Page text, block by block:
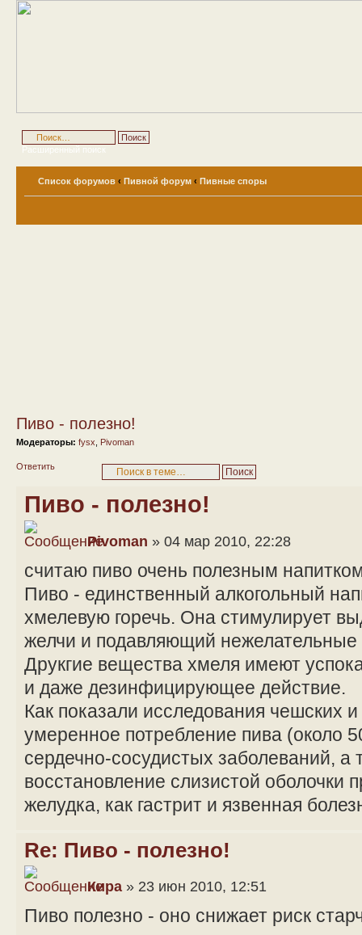
Расширенный поиск
Список форумов ‹ Пивной форум ‹ Пивные споры
Пиво - полезно!
Модераторы: fysx Pivoman
Ответить
Пиво - полезно!
Pivoman » 04 мар 2010, 22:28
считаю пиво очень полезным
Пиво - единственный алкогольный
хмелевую горечь. Она стимулирует
желчи и подавляющий
Друкгие вещества хмеля имеют
и даже дезинфицирующее действие.
Как показали исследования чешских
умеренное потребление пива (около
сердечно-сосудистых заболеваний, а
восстановление слизистой оболочки
желудка, как гастрит и язвенная
Re: Пиво - полезно!
Кира » 23 июн 2010, 12:51
Пиво полезно - оно снижает риск